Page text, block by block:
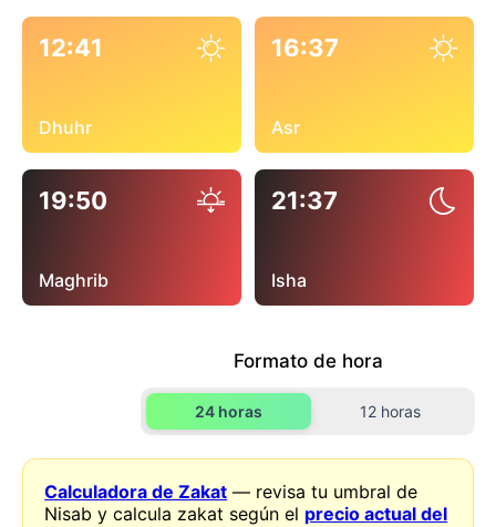
12:41
Dhuhr
16:37
Asr
19:50
Maghrib
21:37
Isha
Formato de hora
24 horas 12 horas
Calculadora de Zakat — revisa tu umbral de
Nisab y calcula zakat según el precio actual del